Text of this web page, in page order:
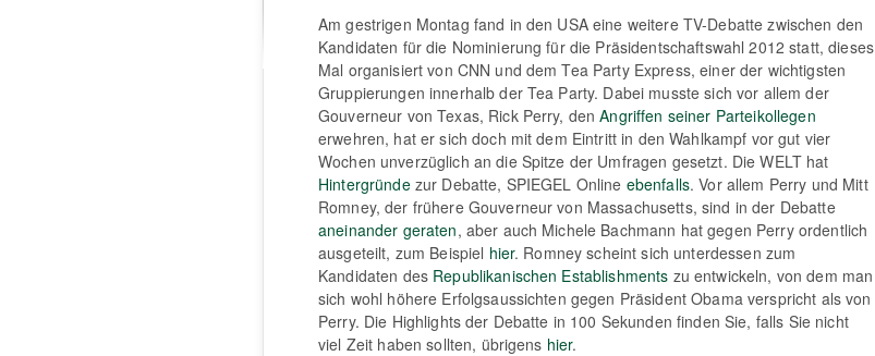
Am gestrigen Montag fand in den USA eine weitere TV-Debatte zwischen den
Kandidaten für die Nominierung für die Präsidentschaftswahl 2012 statt, dieses
Mal organisiert von CNN und dem Tea Party Express, einer der wichtigsten
Gruppierungen innerhalb der Tea Party. Dabei musste sich vor allem der
Gouverneur von Texas, Rick Perry, denAngriffen seiner Parteikollegen
erwehren, hat er sich doch mit dem Eintritt in den Wahlkampf vor gut vier
Wochen unverzüglich an die Spitze der Umfragen gesetzt. Die WELT hat
Hintergründezur Debatte, SPIEGEL Online ebenfalls. Vor allem Perry und Mitt
Romney, der frühere Gouverneur von Massachusetts, sind in der Debatte
aneinander geraten, aber auch Michele Bachmann hat gegen Perry ordentlich
ausgeteilt, zum Beispiel hier. Romney scheint sich unterdessen zum
Kandidaten des Republikanischen Establishments zu entwickeln, von dem man
sich wohl höhere Erfolgsaussichten gegen Präsident Obama verspricht als von
Perry. Die Highlights der Debatte in 100 Sekunden finden Sie, falls Sie nicht
viel Zeit haben sollten, übrigens hier.